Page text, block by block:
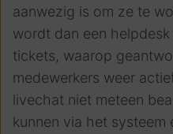
aanwezig is om ze te
wordt dan een
tickets, waarop
medewerkers weer
livechat niet meteen
kunnen via het systeem